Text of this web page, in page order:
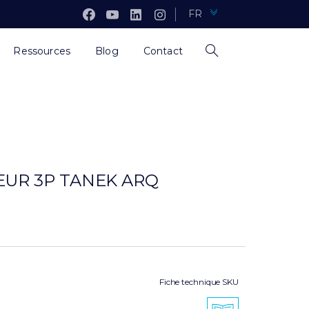
FR
Ressources Blog Contact
3P TANEK ARQ
Fiche technique SKU